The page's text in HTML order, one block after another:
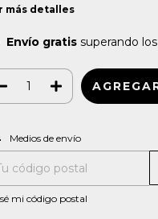
más detalles
Envío gratis superando los
para el CP:
Medios de envío
mi código postal